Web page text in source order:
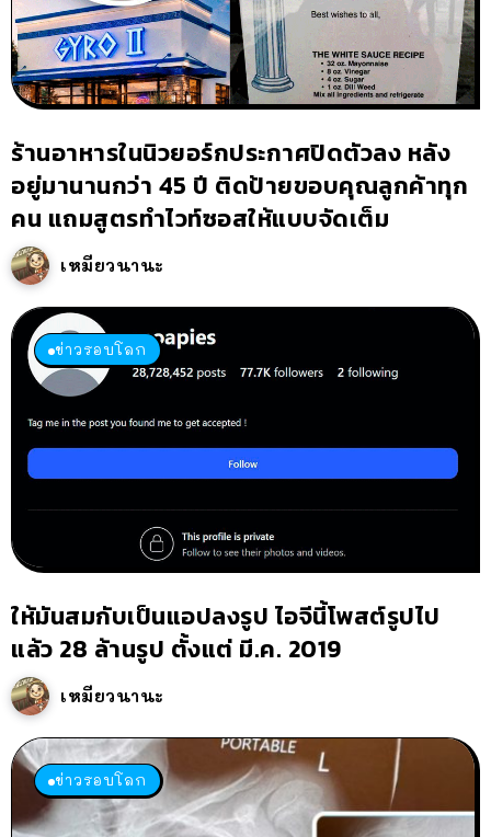
ร้านอาหารในนิวยอร์กประกาศปิดตัวลง หลัง
อยู่มานานกว่า 45 ปี ติดป้ายขอบคุณลูกค้าทุก
คน แถมสูตรทำไวท์ซอสให้แบบจัดเต็ม
เหมียวนานะ
ข่าวรอบโลก
ให้มันสมกับเป็นแอปลงรูป ไอจีนี้โพสต์รูปไป
แล้ว 28 ล้านรูป ตั้งแต่ มี.ค. 2019
เหมียวนานะ
ข่าวรอบโลก